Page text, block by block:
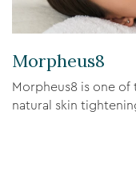
Morpheus8
Morpheus8 is one
natural skin